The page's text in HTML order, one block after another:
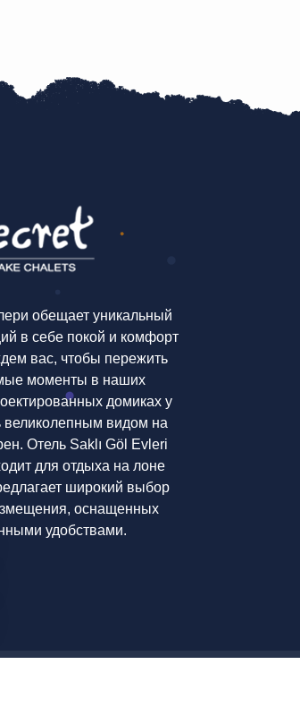
обещает уникальный
в себе покой и комфорт
вас, чтобы пережить
моменты в наших
домиках у
великолепным видом на
Отель Saklı Göl Evleri
для отдыха на лоне
широкий выбор
оснащенных
удобствами.